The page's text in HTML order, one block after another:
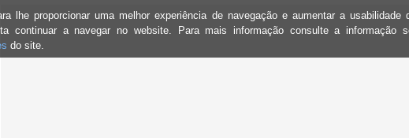
lhe proporcionar uma melhor experiência de navegação e aumentar a usabilidade
continuar a navegar no website. Para mais informação consulte a informação
do site.